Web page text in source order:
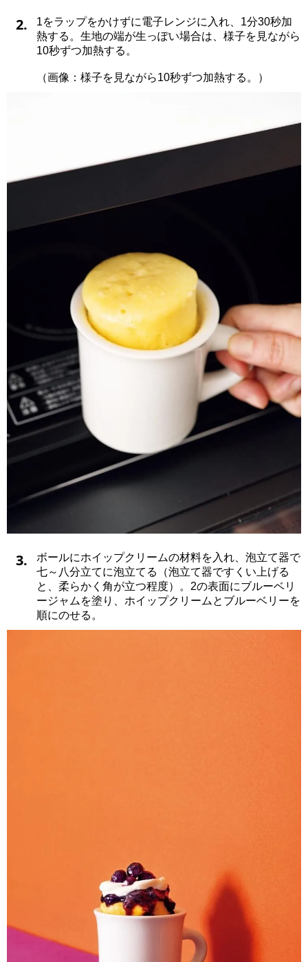
2.
1をラップをかけずに電子レンジに入れ、1分30秒加
熱する。生地の端が生っぽい場合は、様子を見ながら
10秒ずつ加熱する。
（画像：様子を見ながら10秒ずつ加熱する。）
3.
ボールにホイップクリームの材料を入れ、泡立て器で
七～八分立てに泡立てる（泡立て器ですくい上げる
と、柔らかく角が立つ程度）。2の表面にブルーベリ
ージャムを塗り、ホイップクリームとブルーベリーを
順にのせる。